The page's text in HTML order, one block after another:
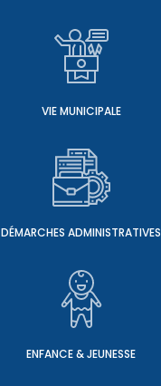
VIE MUNICIPALE
DÉMARCHES ADMINISTRATIVES
ENFANCE & JEUNESSE